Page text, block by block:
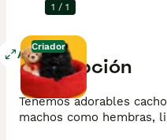
Criador
Agrandar
1 / 1
Descripción
Tenemos adorables
machos como hembras,